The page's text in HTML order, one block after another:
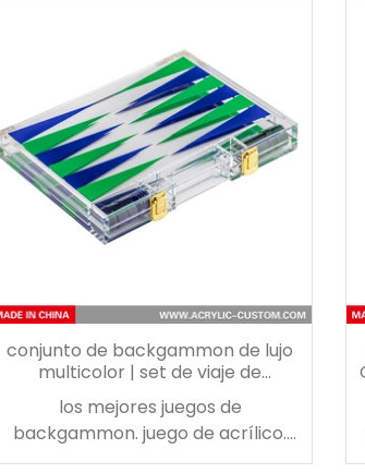
su colección en una exhibición
elegante que es digna de
conversación. Este es el humidor
acrílico perfecto para
principiantes o fumadores
experimentados.
conjunto de backgammon de lujo
multicolor | set de viaje de
backgammon acrílico
los mejores juegos de
backgammon. juego de acrílico.
Mejora tu estilo de juego con este